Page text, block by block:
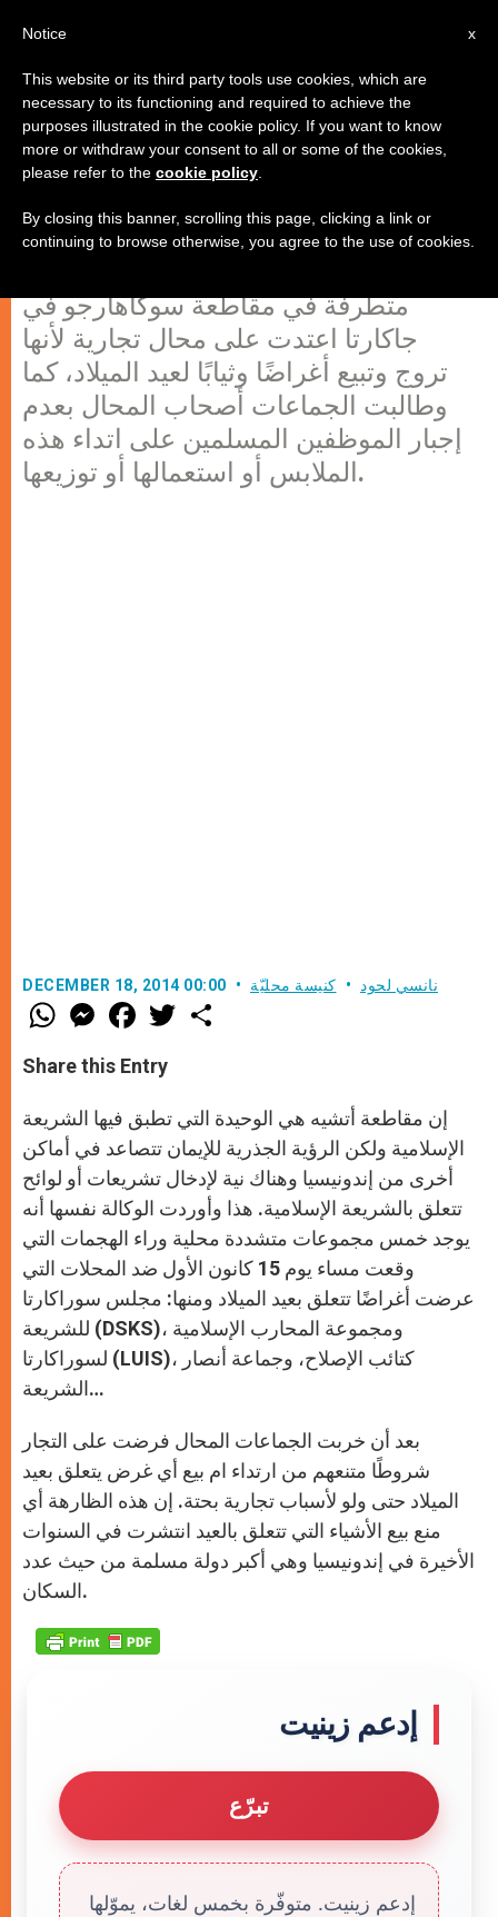
إندونيسيا: تحذير المحال من بيع كل ما
يتعلق بعيد الميلاد
متطرفة في مقاطعة سوكاهارجو في
جاكارتا اعتدت على محال تجارية لأنها
تروج وتبيع أغراضًا وثيابًا لعيد الميلاد، كما
وطالبت الجماعات أصحاب المحال بعدم
إجبار الموظفين المسلمين على اتداء هذه
الملابس أو استعمالها أو توزيعها.
DECEMBER 18, 2014 00:00 نانسي لحود كنيسة محليّة
W
h
t
s
p
p
M
e
s
e
e
r
F
a
e
b
o
k
w
Share this Entry
إن مقاطعة أتشيه هي الوحيدة التي تطبق فيها الشريعة
الإسلامية ولكن الرؤية الجذرية للإيمان تتصاعد في أماكن
أخرى من إندونيسيا وهناك نية لإدخال تشريعات أو لوائح
تتعلق بالشريعة الإسلامية. هذا وأوردت الوكالة نفسها أنه
يوجد خمس مجموعات متشددة محلية وراء الهجمات التي
وقعت مساء يوم 15 كانون الأول ضد المحلات التي
عرضت أغراضًا تتعلق بعيد الميلاد ومنها: مجلس سوراكارتا
للشريعة (DSKS)، ومجموعة المحارب الإسلامية
لسوراكارتا (LUIS)، كتائب الإصلاح، وجماعة أنصار
الشريعة…
بعد أن خربت الجماعات المحال فرضت على التجار
شروطًا متنعهم من ارتداء ام بيع أي غرض يتعلق بعيد
الميلاد حتى ولو لأسباب تجارية بحتة. إن هذه الظارهة أي
منع بيع الأشياء التي تتعلق بالعيد انتشرت في السنوات
الأخيرة في إندونيسيا وهي أكبر دولة مسلمة من حيث عدد
السكان.
إدعم زينيت
تبرّع
إدعم زينيت. متوفّرة بخمس لغات، يموّلها
x
Notice
This website or its third party tools use cookies, which are
necessary to its functioning and required to achieve the
purposes illustrated in the cookie policy. If you want to know
more or withdraw your consent to all or some of the cookies,
please refer to the cookie policy
By closing this banner, scrolling this page, clicking a link or
continuing to browse otherwise, you agree to the use of cookies.